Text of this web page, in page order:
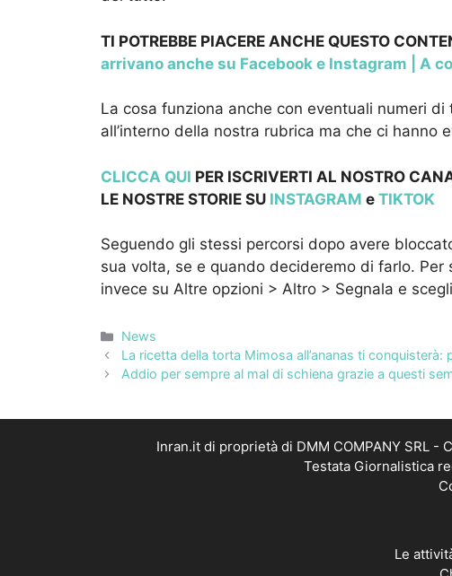
TI POTREBBE PIACERE ANCHE QUESTO
arrivano anche su Facebook e Instagram | A
La cosa funziona anche con eventuali numeri
all’interno della nostra rubrica ma che ci hanno
CLICCA QUI PER ISCRIVERTI AL NOSTRO
LE NOSTRE STORIE SU INSTAGRAM e TIKTOK
Seguendo gli stessi percorsi dopo avere
sua volta, se e quando decideremo di farlo.
invece su Altre opzioni > Altro > Segnala e
Categorie
News
La ricetta della torta Mimosa all’ananas ti
Addio per sempre al mal di schiena grazie a questi
Inran.it di proprietà di DMM COMPANY SRL -
Testata Giornalistica
Le